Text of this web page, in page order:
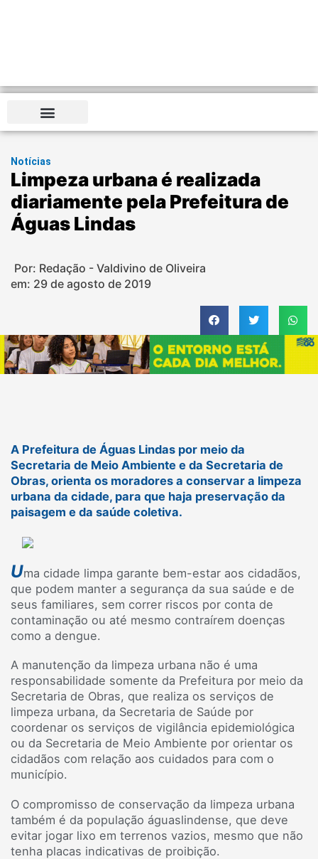
Notícias
Limpeza urbana é realizada
diariamente pela Prefeitura de
Águas Lindas
Por: Redação - Valdivino de Oliveira
em: 29 de agosto de 2019
A Prefeitura de Águas Lindas por meio da
Secretaria de Meio Ambiente e da Secretaria de
Obras, orienta os moradores a conservar a limpeza
urbana da cidade, para que haja preservação da
paisagem e da saúde coletiva.
Uma cidade limpa garante bem-estar aos cidadãos,
que podem manter a segurança da sua saúde e de
seus familiares, sem correr riscos por conta de
contaminação ou até mesmo contraírem doenças
como a dengue.
A manutenção da limpeza urbana não é uma
responsabilidade somente da Prefeitura por meio da
Secretaria de Obras, que realiza os serviços de
limpeza urbana, da Secretaria de Saúde por
coordenar os serviços de vigilância epidemiológica
ou da Secretaria de Meio Ambiente por orientar os
cidadãos com relação aos cuidados para com o
município.
O compromisso de conservação da limpeza urbana
também é da população águaslindense, que deve
evitar jogar lixo em terrenos vazios, mesmo que não
tenha placas indicativas de proibição.